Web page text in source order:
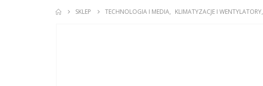
SKLEP TECHNOLOGIA I MEDIA, KLIMATYZACJE I WENTYLATORY,